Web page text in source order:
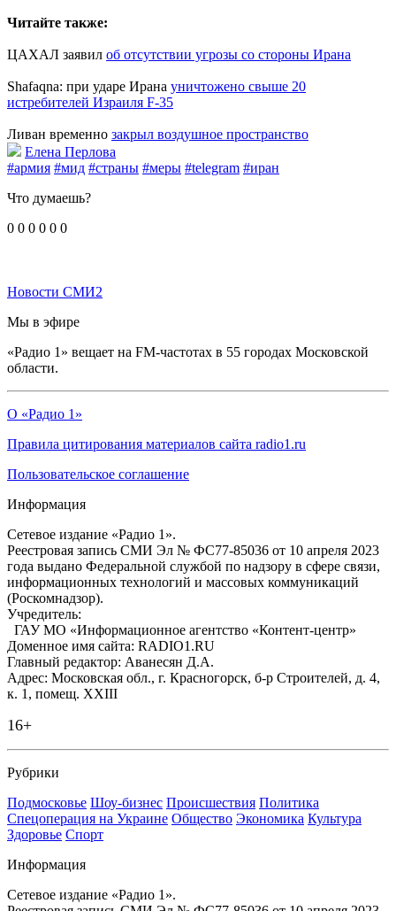
Читайте также:
ЦАХАЛ заявил об отсутствии угрозы со стороны Ирана
Shafaqna: при ударе Ирана уничтожено свыше 20
истребителей Израиля F-35
Ливан временно закрыл воздушное пространство
Елена Перлова
#армия #мид #страны #меры #telegram #иран
Что думаешь?
0 0 0 0 0 0
Новости СМИ2
Мы в эфире
«Радио 1» вещает на FM-частотах в 55 городах Московской
области.
О «Радио 1»
Правила цитирования материалов сайта radio1.ru
Пользовательское соглашение
Информация
Сетевое издание «Радио 1».
Реестровая запись СМИ Эл № ФС77-85036 от 10 апреля 2023
года выдано Федеральной службой по надзору в сфере связи,
информационных технологий и массовых коммуникаций
(Роскомнадзор).
Учредитель:
ГАУ МО «Информационное агентство «Контент-центр»
Доменное имя сайта: RADIO1.RU
Главный редактор: Аванесян Д.А.
Адрес: Московская обл., г. Красногорск, б-р Строителей, д. 4,
к. 1, помещ. XXIII
16+
Рубрики
Подмосковье Шоу-бизнес Происшествия Политика
Спецоперация на Украине Общество Экономика Культура
Здоровье Спорт
Информация
Сетевое издание «Радио 1».